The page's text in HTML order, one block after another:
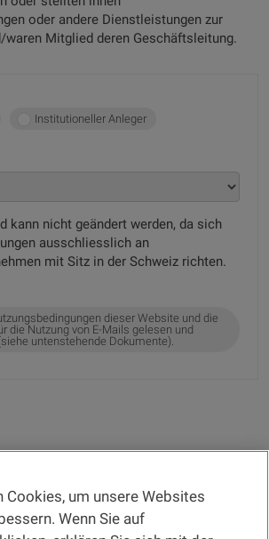
oder andere Dienstleistungen zur
waren Mitglied deren Geschäftsleitung.
Institutioneller Anleger
kann nicht geändert werden, da sich
ausschliesslich an
mit Sitz in der Schweiz richten.
dieser Website und die
die Nutzung von E-Mails gelesen und
untenstehende Dokumente).
RECHTSINFORMATION
Cookies, um unsere Websites
Wenn Sie auf